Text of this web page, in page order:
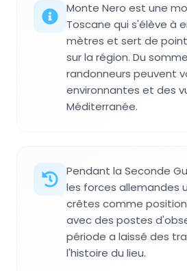
Monte Nero est une
Toscane qui s'élève à
mètres et sert de
sur la région. Du
randonneurs peuvent
environnantes et des
Méditerranée.
Pendant la Seconde
les forces allemandes
crêtes comme
avec des postes
période a laissé des
l'histoire du lieu.